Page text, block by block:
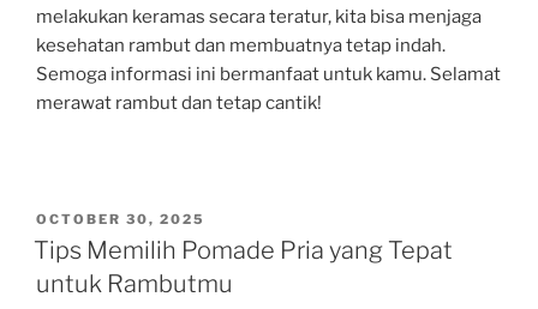
melakukan keramas secara teratur, kita bisa menjaga
kesehatan rambut dan membuatnya tetap indah.
Semoga informasi ini bermanfaat untuk kamu. Selamat
merawat rambut dan tetap cantik!
POSTED
ON
OCTOBER 30, 2025
Tips Memilih Pomade Pria yang Tepat
untuk Rambutmu